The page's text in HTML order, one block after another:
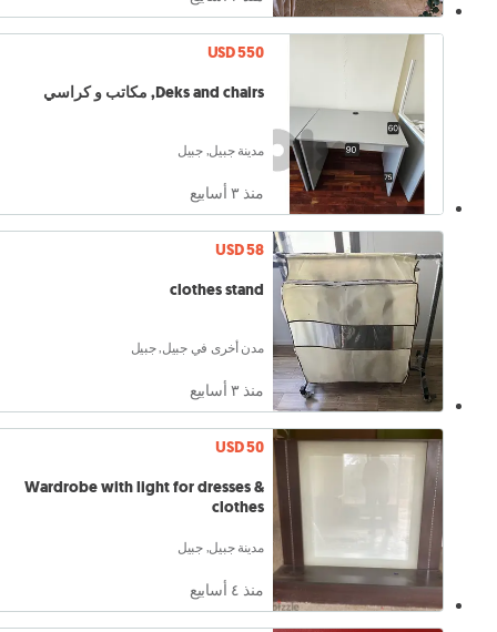
USD 550
Deks and chairs, مكاتب و كراسي
مدينة جبيل, جبيل
منذ ٣ أسابيع
USD 58
clothes stand
مدن أخرى في جبيل, جبيل
منذ ٣ أسابيع
USD 50
Wardrobe with light for dresses &
clothes
مدينة جبيل, جبيل
منذ ٤ أسابيع